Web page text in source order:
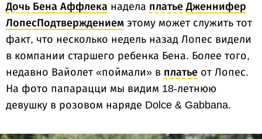
Дочь Бена Аффлека надела платье Дженнифер
ЛопесПодтверждением этому может служить тот
факт, что несколько недель назад Лопес видели
в компании старшего ребенка Бена. Более того,
недавно Вайолет «поймали» в платье от Лопес.
На фото папарацци мы видим 18-летнюю
девушку в розовом наряде Dolce & Gabbana.